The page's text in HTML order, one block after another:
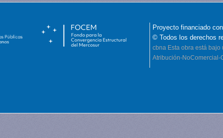
Proyecto financiado
© Todos los derechos
cbna Esta obra está
Atribución-NoComercial-